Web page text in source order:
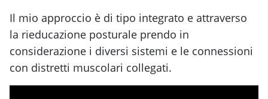
Il mio approccio è di tipo integrato e attraverso
la rieducazione posturale prendo in
considerazione i diversi sistemi e le connessioni
con distretti muscolari collegati.